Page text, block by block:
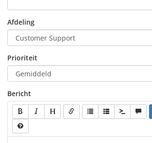
Afdeling
Prioriteit
Bericht